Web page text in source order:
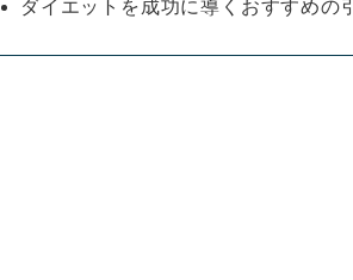
ダイエットを成功に導くおすすめの